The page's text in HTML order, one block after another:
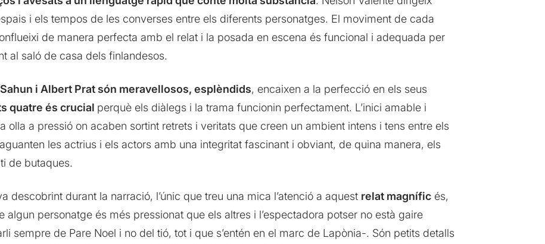
i els tempos de les converses entre els diferents personatges. El moviment de cada
de manera perfecta amb el relat i la posada en escena és funcional i adequada per
al saló de casa dels finlandesos.
i Albert Prat són meravellosos, esplèndids, encaixen a la perfecció en els seus
quatre és crucial perquè els diàlegs i la trama funcionin perfectament. L’inici amable i
olla a pressió on acaben sortint retrets i veritats que creen un ambient intens i tens entre els
les actrius i els actors amb una integritat fascinant i obviant, de quina manera, els
de butaques.
descobrint durant la narració, l’únic que treu una mica l’atenció a aquest relat magníficés,
algun personatge és més pressionat que els altres i l’espectadora potser no està gaire
sempre de Pare Noel i no del tió, tot i que s’entén en el marc de Lapònia-. Són petits detalls